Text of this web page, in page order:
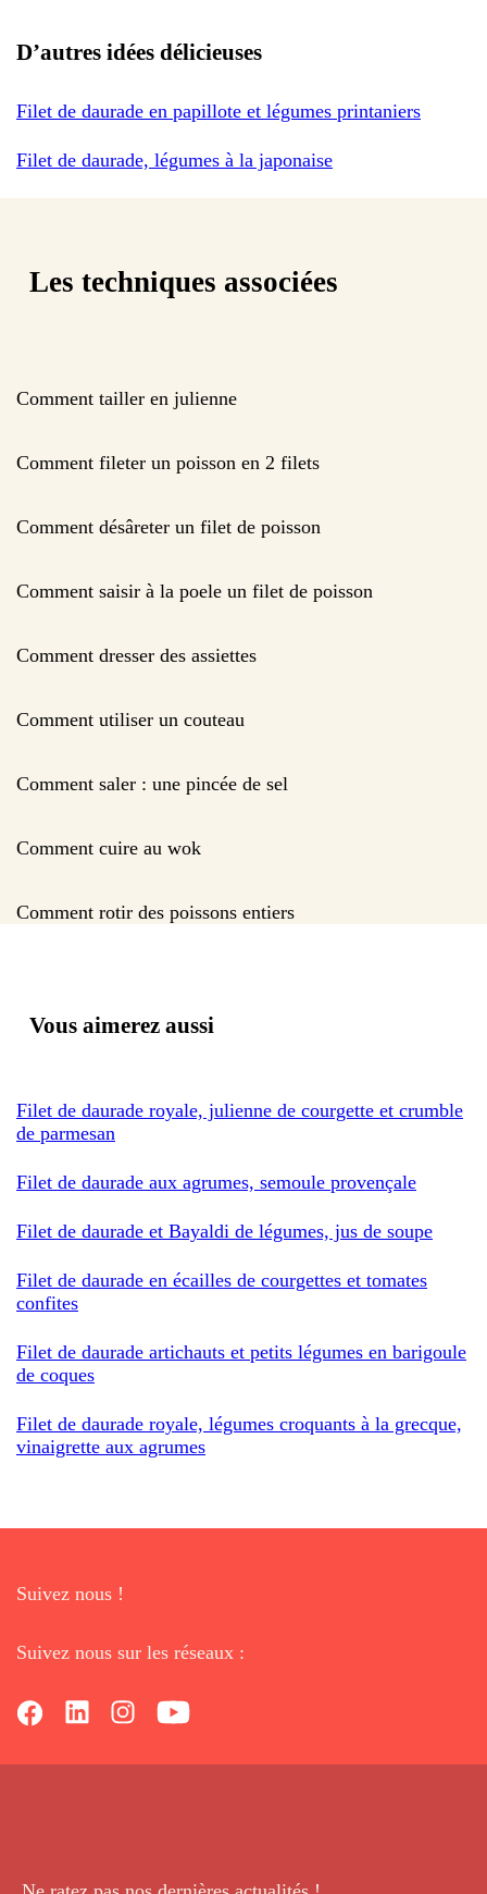
D’autres idées délicieuses
Filet de daurade en papillote et légumes printaniers
Filet de daurade, légumes à la japonaise
Les techniques associées
Comment tailler en julienne
Comment fileter un poisson en 2 filets
Comment désâreter un filet de poisson
Comment saisir à la poele un filet de poisson
Comment dresser des assiettes
Comment utiliser un couteau
Comment saler : une pincée de sel
Comment cuire au wok
Comment rotir des poissons entiers
Vous aimerez aussi
Filet de daurade royale, julienne de courgette et crumble
de parmesan
Filet de daurade aux agrumes, semoule provençale
Filet de daurade et Bayaldi de légumes, jus de soupe
Filet de daurade en écailles de courgettes et tomates
confites
Filet de daurade artichauts et petits légumes en barigoule
de coques
Filet de daurade royale, légumes croquants à la grecque,
vinaigrette aux agrumes
Suivez nous !
Suivez nous sur les réseaux :